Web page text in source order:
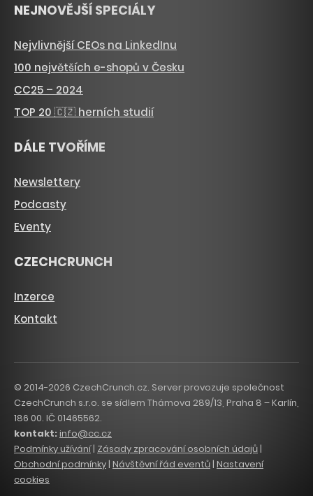
NEJNOVĚJŠÍ SPECIÁLY
Nejvlivnější CEOs na LinkedInu
100 největších e-shopů v Česku
CC25 – 2024
TOP 20 🇨🇿 herních studií
DÁLE TVOŘÍME
Newslettery
Podcasty
Eventy
CZECHCRUNCH
Inzerce
Kontakt
© 2014-2026 CzechCrunch.cz. Server provozuje společnost
CzechCrunch s.r.o. se sídlem Thámova 289/13, Praha 8 – Karlín,
186 00. IČ 01465562.
kontakt:info@cc.cz
Podmínky užívání| Zásady zpracování osobních údajů|
Obchodní podmínky| Návštěvní řád eventů | Nastavení
cookies